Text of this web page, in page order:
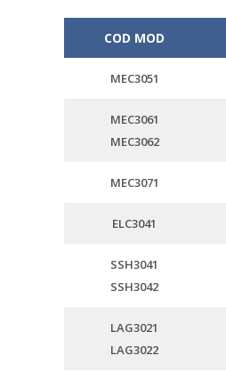
COD MOD
MEC3051
MEC3061
MEC3062
MEC3071
ELC3041
SSH3041
SSH3042
LAG3021
LAG3022